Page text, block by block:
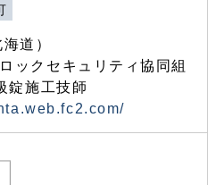
道）
ックセキュリティ協同組
錠施工技師